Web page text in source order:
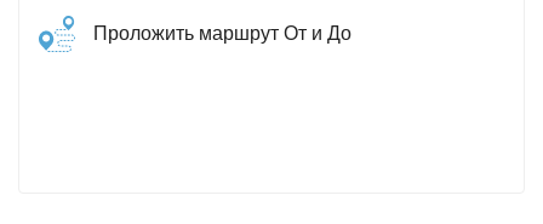
Проложить маршрут От и До